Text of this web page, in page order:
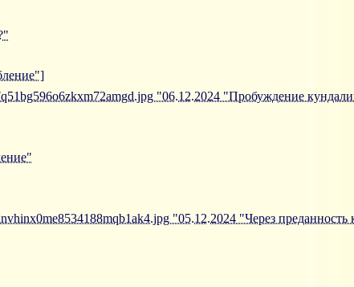
"06.12.2024 "Пробуждение
"05.12.2024 "Через преданность